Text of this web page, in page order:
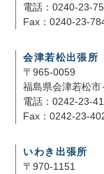
電話：0240-23-
Fax：0240-23-
会津若松出張所
〒965-0059
福島県会津若松市
電話：0242-23-
Fax：0242-23-
いわき出張所
〒970-1151